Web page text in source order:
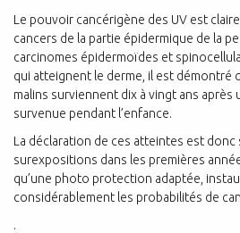
Le pouvoir cancérigène des UV est
cancers de la partie épidermique de la
carcinomes épidermoïdes et
qui atteignent le derme, il est démontré
malins surviennent dix à vingt ans après
survenue pendant l’enfance.
La déclaration de ces atteintes est
surexpositions dans les premières
qu’une photo protection adaptée,
considérablement les probabilités de
.